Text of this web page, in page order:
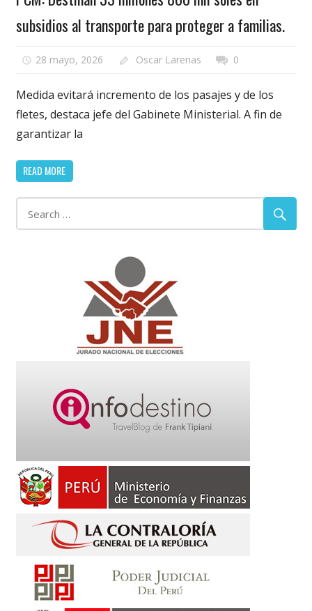
subsidios al transporte para proteger a familias.
28 mayo, 2026 Oscar Larenas 0
Medida evitará incremento de los pasajes y de los
fletes, destaca jefe del Gabinete Ministerial. A fin de
garantizar la
READ MORE